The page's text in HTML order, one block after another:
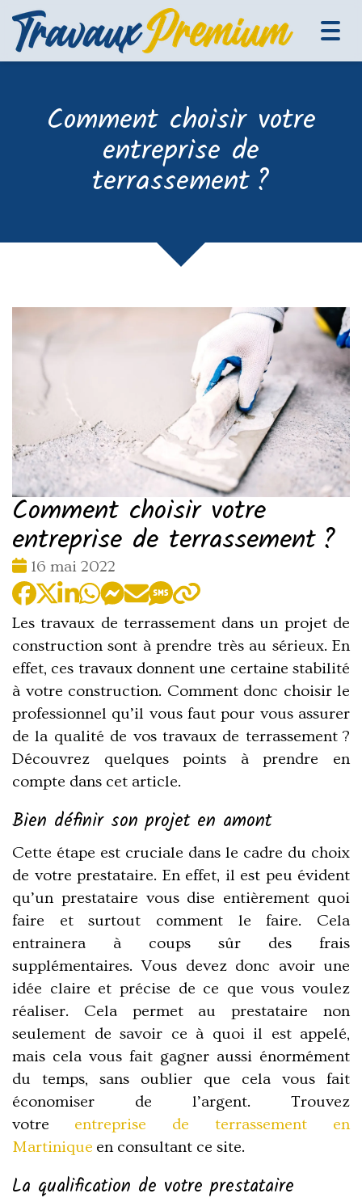
Comment choisir votre
entreprise de
terrassement ?
Comment choisir votre
entreprise de terrassement ?
Date
:
16 mai 2022
Les travaux de terrassement dans un projet de
construction sont à prendre très au sérieux. En
effet, ces travaux donnent une certaine stabilité
à votre construction. Comment donc choisir le
professionnel qu’il vous faut pour vous assurer
de la qualité de vos travaux de terrassement ?
Découvrez quelques points à prendre en
compte dans cet article.
Bien définir son projet en amont
Cette étape est cruciale dans le cadre du choix
de votre prestataire. En effet, il est peu évident
qu’un prestataire vous dise entièrement quoi
faire et surtout comment le faire. Cela
entrainera à coups sûr des frais
supplémentaires. Vous devez donc avoir une
idée claire et précise de ce que vous voulez
réaliser. Cela permet au prestataire non
seulement de savoir ce à quoi il est appelé,
mais cela vous fait gagner aussi énormément
du temps, sans oublier que cela vous fait
économiser de l’argent. Trouvez
votre entreprise de terrassement en
Martinique en consultant ce site.
La qualification de votre prestataire